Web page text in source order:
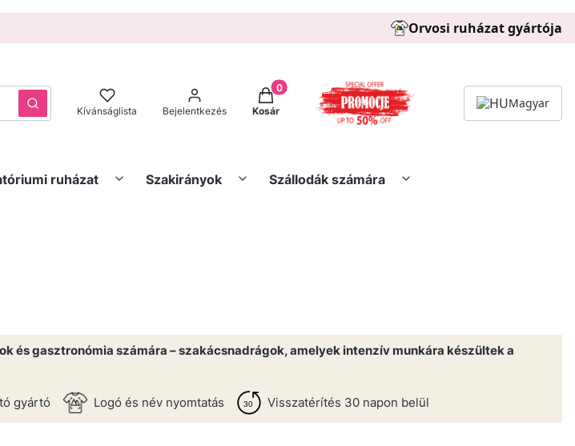
Orvosi ruházat gyártója
TörlésKeresés Kívánságlista Bejelentkezés
Termékek a kosárban: 0. See details
Kosár
Magyar
ruházat Szakirányok Szállodák számára
és gasztronómia számára – szakácsnadrágok, amelyek intenzív munkára készültek a
gyártó Logó és név nyomtatás Visszatérítés 30 napon belül